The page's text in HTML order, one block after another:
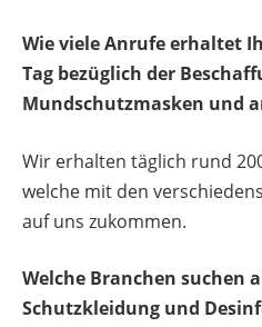
Wie viele Anrufe erhaltet
Tag bezüglich der
Mundschutzmasken und
Wir erhalten täglich rund
welche mit den
auf uns zukommen.
Welche Branchen suchen
Schutzkleidung und